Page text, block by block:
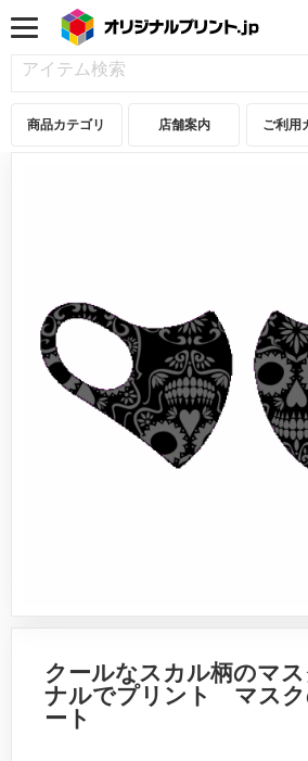
商品カテゴリ 店舗案内 ご利用
クールなスカル柄のマ
ナルでプリント マスク
ート